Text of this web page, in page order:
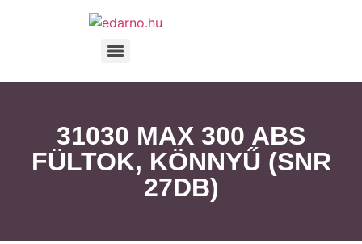
31030 MAX 300 ABS
FÜLTOK, KÖNNYŰ (SNR
27DB)